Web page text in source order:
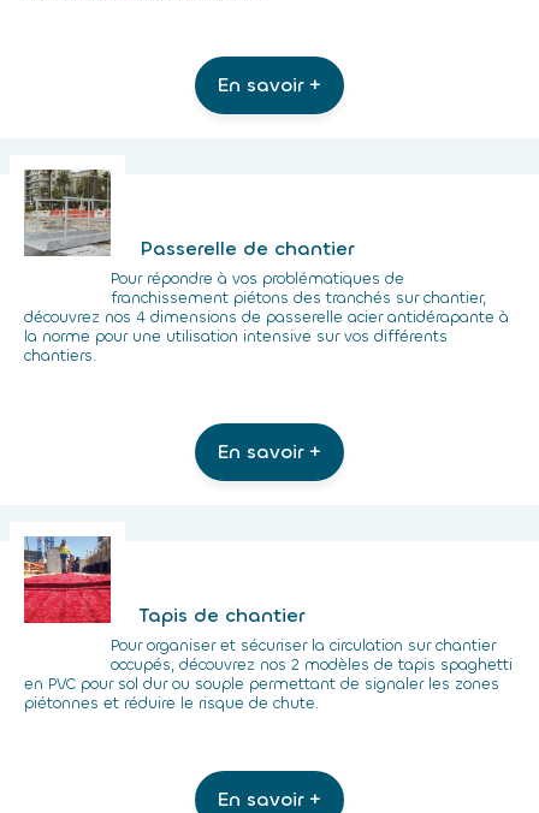
En savoir +
Passerelle de chantier
Pour répondre à vos problématiques de
franchissement piétons des tranchés sur chantier,
découvrez nos 4 dimensions de passerelle acier antidérapante à
la norme pour une utilisation intensive sur vos différents
chantiers.
En savoir +
Tapis de chantier
Pour organiser et sécuriser la circulation sur chantier
occupés, découvrez nos 2 modèles de tapis spaghetti
en PVC pour sol dur ou souple permettant de signaler les zones
piétonnes et réduire le risque de chute.
En savoir +